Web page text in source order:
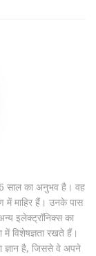
साल का अनुभव है। वह
में माहिर हैं। उनके पास
इलेक्ट्रॉनिक्स का
विशेषज्ञता रखते हैं।
है, जिससे वे अपने